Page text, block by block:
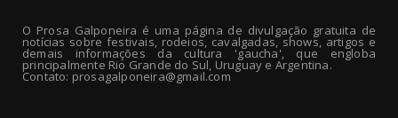
O Prosa Galponeira é uma página de divulgação gratuita de
notícias sobre festivais, rodeios, cavalgadas, shows, artigos e
demais informações da cultura 'gaucha', que engloba
principalmente Rio Grande do Sul, Uruguay e Argentina.
Contato: prosagalponeira@gmail.com